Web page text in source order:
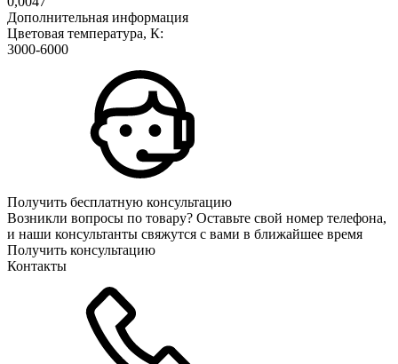
Дополнительная информация
Цветовая температура, К:
3000-6000
Получить бесплатную консультацию
Возникли вопросы по товару? Оставьте свой номер телефона,
и наши консультанты свяжутся с вами в ближайшее время
Получить консультацию
Контакты